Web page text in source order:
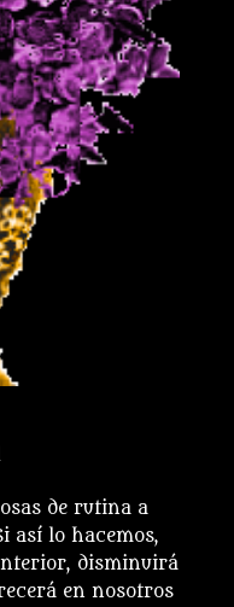
de rutina a
así lo hacemos,
disminuirá
en nosotros